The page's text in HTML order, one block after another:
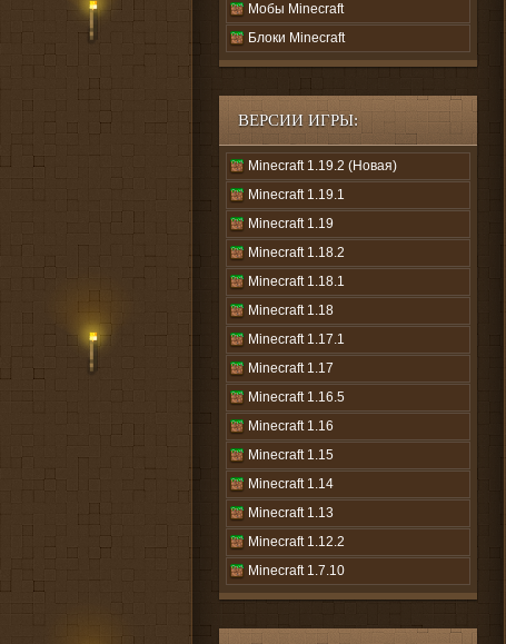
Мобы Minecraft
Блоки Minecraft
ВЕРСИИ ИГРЫ:
Minecraft 1.19.2 (Новая)
Minecraft 1.19.1
Minecraft 1.19
Minecraft 1.18.2
Minecraft 1.18.1
Minecraft 1.18
Minecraft 1.17.1
Minecraft 1.17
Minecraft 1.16.5
Minecraft 1.16
Minecraft 1.15
Minecraft 1.14
Minecraft 1.13
Minecraft 1.12.2
Minecraft 1.7.10